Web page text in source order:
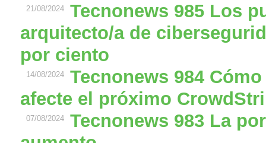
21/08/2024
Tecnonews 985 Los
arquitecto/a de
por ciento
14/08/2024
Tecnonews 984
afecte el próximo
07/08/2024
Tecnonews 983 La